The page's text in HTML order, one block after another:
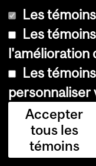
ilit
e
l’a
ut
o-
dé
Les
Les
l'amélioration
Les
personnaliser
Accepter
tous les
témoins